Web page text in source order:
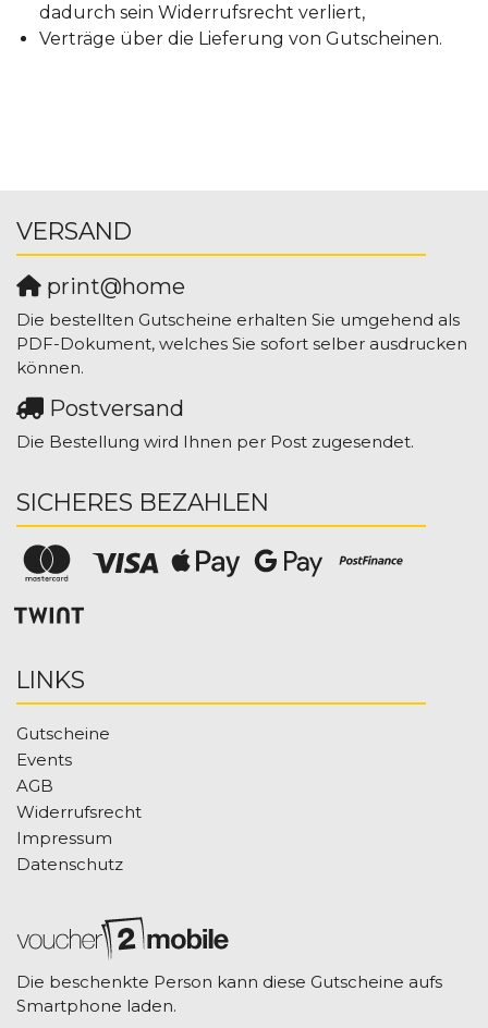
dadurch sein Widerrufsrecht verliert,
Verträge über die Lieferung von Gutscheinen.
VERSAND
print@home
Die bestellten Gutscheine erhalten Sie umgehend als
PDF-Dokument, welches Sie sofort selber ausdrucken
können.
Postversand
Die Bestellung wird Ihnen per Post zugesendet.
SICHERES BEZAHLEN
LINKS
Gutscheine
Events
AGB
Widerrufsrecht
Impressum
Datenschutz
Die beschenkte Person kann diese Gutscheine aufs
Smartphone laden.